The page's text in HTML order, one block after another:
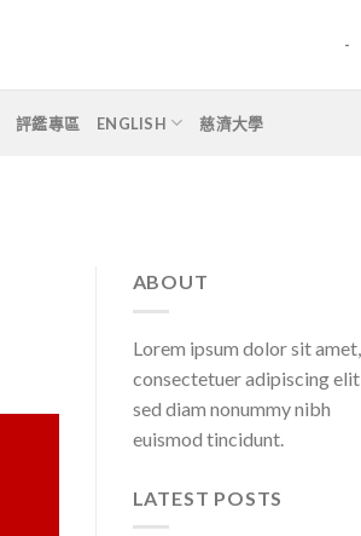
-
評鑑專區 ENGLISH 慈濟大學
ABOUT
Lorem ipsum dolor sit amet,
consectetuer adipiscing elit,
sed diam nonummy nibh
euismod tincidunt.
LATEST POSTS